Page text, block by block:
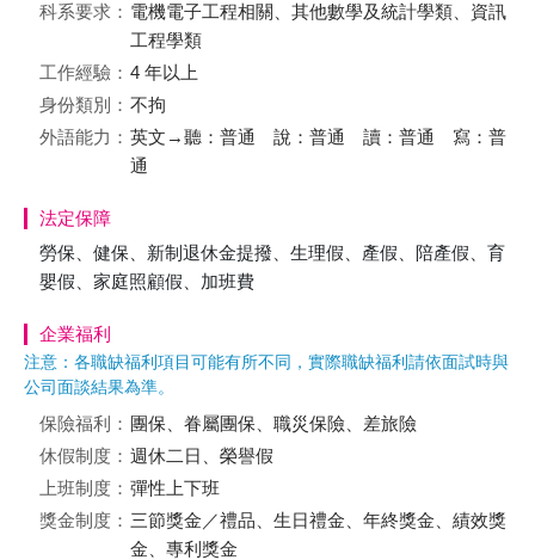
科系要求： 電機電子工程相關、其他數學及統計學類、資訊
工程學類
工作經驗： 4 年以上
身份類別： 不拘
外語能力： 英文→聽：普通 說：普通 讀：普通 寫：普
通
法定保障
勞保、健保、新制退休金提撥、生理假、產假、陪產假、育
嬰假、家庭照顧假、加班費
企業福利
注意：各職缺福利項目可能有所不同，實際職缺福利請依面試時與
公司面談結果為準。
保險福利： 團保、眷屬團保、職災保險、差旅險
休假制度： 週休二日、榮譽假
上班制度： 彈性上下班
獎金制度： 三節獎金／禮品、生日禮金、年終獎金、績效獎
金、專利獎金